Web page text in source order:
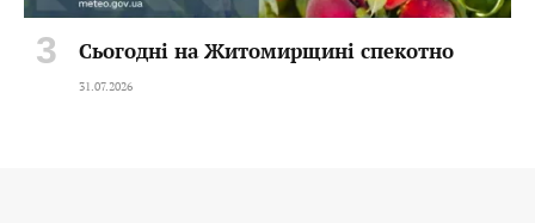
Сьогодні на Житомирщині спекотно
31.07.2026